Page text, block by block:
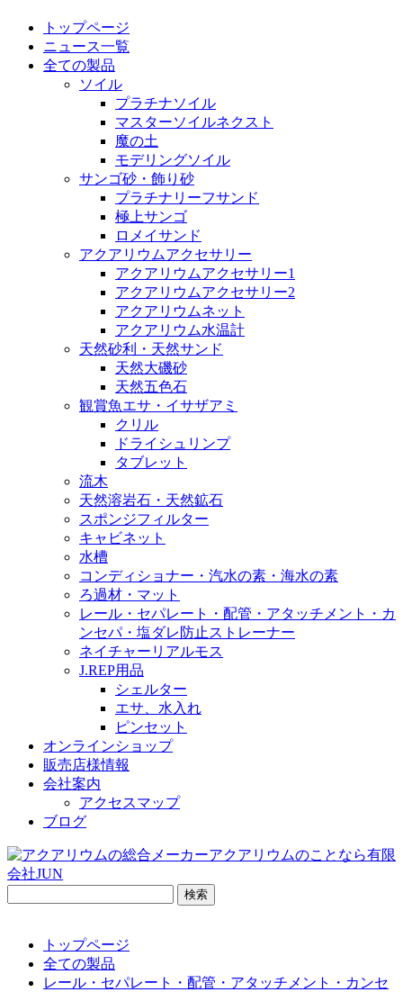
トップページ
ニュース一覧
全ての製品
ソイル
プラチナソイル
マスターソイルネクスト
魔の土
モデリングソイル
サンゴ砂・飾り砂
プラチナリーフサンド
極上サンゴ
ロメイサンド
アクアリウムアクセサリー
アクアリウムアクセサリー1
アクアリウムアクセサリー2
アクアリウムネット
アクアリウム水温計
天然砂利・天然サンド
天然大磯砂
天然五色石
観賞魚エサ・イサザアミ
クリル
ドライシュリンプ
タブレット
流木
天然溶岩石・天然鉱石
スポンジフィルター
キャビネット
水槽
コンディショナー・汽水の素・海水の素
ろ過材・マット
レール・セパレート・配管・アタッチメント・カ
ンセパ・塩ダレ防止ストレーナー
ネイチャーリアルモス
J.REP用品
シェルター
エサ、水入れ
ピンセット
オンラインショップ
販売店様情報
会社案内
アクセスマップ
ブログ
トップページ
全ての製品
レール・セパレート・配管・アタッチメント・カンセ